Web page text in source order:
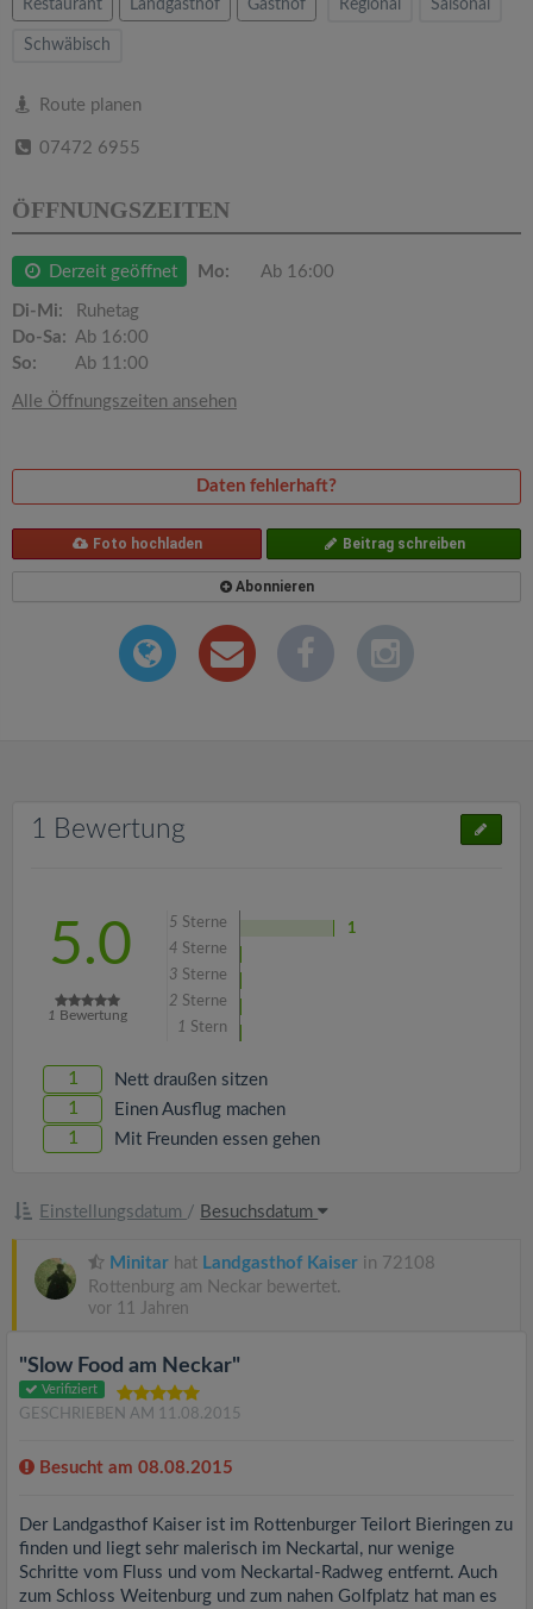
Restaurant Landgasthof Gasthof Regional Saisonal
Schwäbisch
Route planen
07472 6955
ÖFFNUNGSZEITEN
Derzeit geöffnet Mo: Ab 16:00
Di-Mi:
Ruhetag
Do-Sa: Ab 16:00
So:
Ab 11:00
Alle Öffnungszeiten ansehen
Daten fehlerhaft?
Foto hochladen Beitrag schreiben
Abonnieren
1 Bewertung
5.0
1 Bewertung
5 Sterne
1
4 Sterne
3 Sterne
2 Sterne
1 Stern
1 Nett draußen sitzen
1 Einen Ausflug machen
1 Mit Freunden essen gehen
Einstellungsdatum / Besuchsdatum
Minitar hat Landgasthof Kaiser in 72108
Rottenburg am Neckar bewertet.
vor 11 Jahren
"Slow Food am Neckar"
Verifiziert
GESCHRIEBEN AM 11.08.2015
Besucht am 08.08.2015
Der Landgasthof Kaiser ist im Rottenburger Teilort Bieringen zu
finden und liegt sehr malerisch im Neckartal, nur wenige
Schritte vom Fluss und vom Neckartal-Radweg entfernt. Auch
zum Schloss Weitenburg und zum nahen Golfplatz hat man es
t
i